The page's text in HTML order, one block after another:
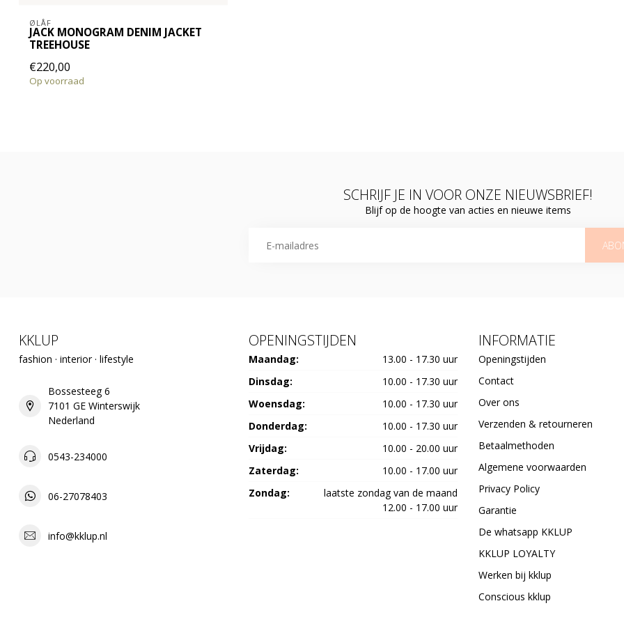
ØLÅF
JACK MONOGRAM DENIM JACKET
TREEHOUSE
€220,00
Op voorraad
SCHRIJF JE IN VOOR ONZE NIEUWSBRIEF!
Blijf op de hoogte van acties en nieuwe items
KKLUP
fashion · interior · lifestyle
Bossesteeg 6
7101 GE Winterswijk
Nederland
0543-234000
06-27078403
info@kklup.nl
OPENINGSTIJDEN
Maandag:
13.00 - 17.30 uur
Dinsdag:
10.00 - 17.30 uur
Woensdag:
10.00 - 17.30 uur
Donderdag:
10.00 - 17.30 uur
Vrijdag:
10.00 - 20.00 uur
Zaterdag:
10.00 - 17.00 uur
Zondag:
laatste zondag van de maand
12.00 - 17.00 uur
INFORMATIE
Openingstijden
Contact
Over ons
Verzenden & retourneren
Betaalmethoden
Algemene voorwaarden
Privacy Policy
Garantie
De whatsapp KKLUP
KKLUP LOYALTY
Werken bij kklup
Conscious kklup